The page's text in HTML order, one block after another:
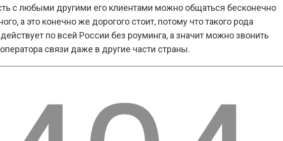
с любыми другими его клиентами можно общаться бесконечно
а это конечно же дорогого стоит, потому что такого рода
по всей России без роуминга, а значит можно звонить
связи даже в другие части страны.